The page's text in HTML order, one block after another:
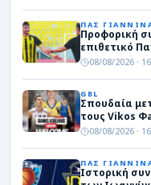
ΠΑΣ
Προφορική
επιθετικό
08/08/2026 ·
GBL
Σπουδαία
τους Vikos
08/08/2026 ·
ΠΑΣ ΓΙΑΝΝΙΝΑ
Ιστορική